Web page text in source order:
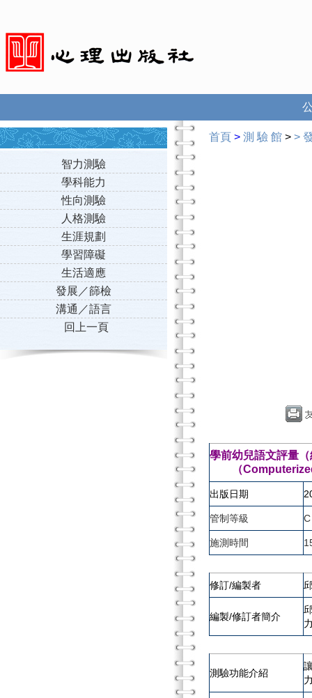
智力測驗
學科能力
性向測驗
人格測驗
生涯規劃
學習障礙
生活適應
發展／篩檢
溝通／語言
回上一頁
首頁 > 測 驗 館 > >
學前幼兒語文評量
（Computerized
出版日期
管制等級 C
施測時間
修訂/編製者
編製/修訂者簡介
測驗功能介紹